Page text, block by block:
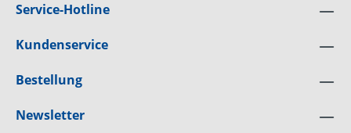
Service-Hotline
Kundenservice
Bestellung
Newsletter